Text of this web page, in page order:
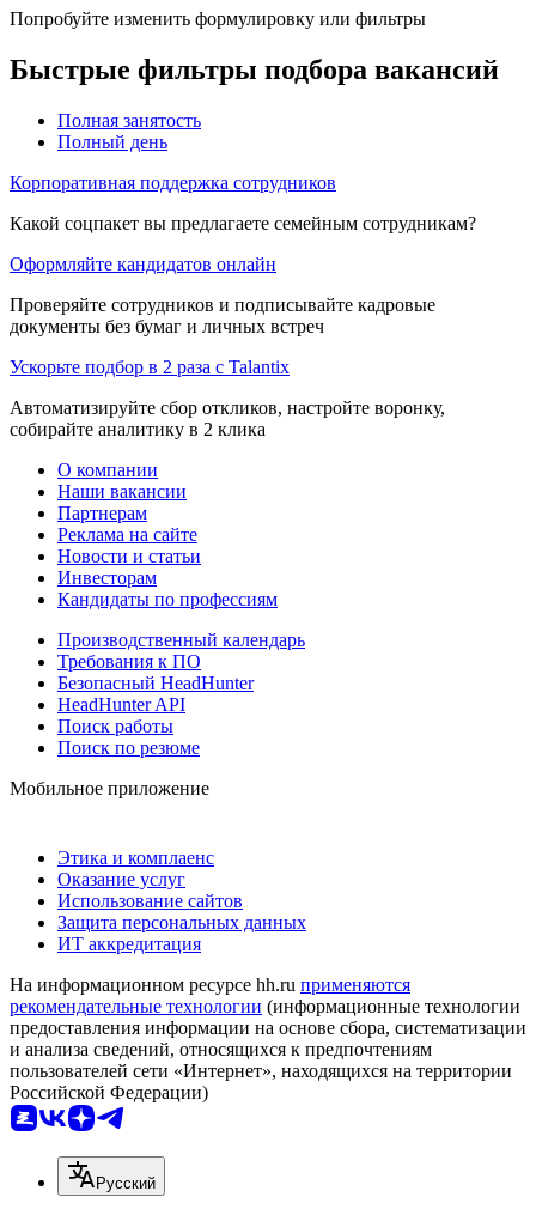
Попробуйте изменить формулировку или фильтры
Быстрые фильтры подбора вакансий
Полная занятость
Полный день
Корпоративная поддержка сотрудников
Какой соцпакет вы предлагаете семейным сотрудникам?
Оформляйте кандидатов онлайн
Проверяйте сотрудников и подписывайте кадровые
документы без бумаг и личных встреч
Ускорьте подбор в 2 раза с Talantix
Автоматизируйте сбор откликов, настройте воронку,
собирайте аналитику в 2 клика
О компании
Наши вакансии
Партнерам
Реклама на сайте
Новости и статьи
Инвесторам
Кандидаты по профессиям
Производственный календарь
Требования к ПО
Безопасный HeadHunter
HeadHunter API
Поиск работы
Поиск по резюме
Мобильное приложение
Этика и комплаенс
Оказание услуг
Использование сайтов
Защита персональных данных
ИТ аккредитация
На информационном ресурсе hh.ru применяются
рекомендательные технологии (информационные технологии
предоставления информации на основе сбора, систематизации
и анализа сведений, относящихся к предпочтениям
пользователей сети «Интернет», находящихся на территории
Российской Федерации)
Русский